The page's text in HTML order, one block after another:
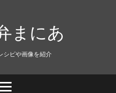
まにあ
シピや画像を紹介